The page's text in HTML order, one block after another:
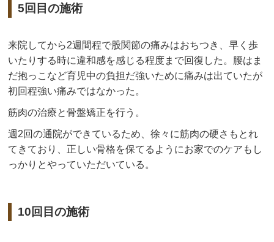
5回目の施術
来院してから2週間程で股関節の痛みはおちつき、早く歩
いたりする時に違和感を感じる程度まで回復した。腰はま
だ抱っこなど育児中の負担だ強いために痛みは出ていたが
初回程強い痛みではなかった。
筋肉の治療と骨盤矯正を行う。
週2回の通院ができているため、徐々に筋肉の硬さもとれ
てきており、正しい骨格を保てるようにお家でのケアもし
っかりとやっていただいている。
10回目の施術